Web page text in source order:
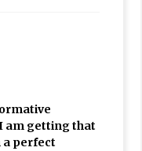
am getting that
a perfect